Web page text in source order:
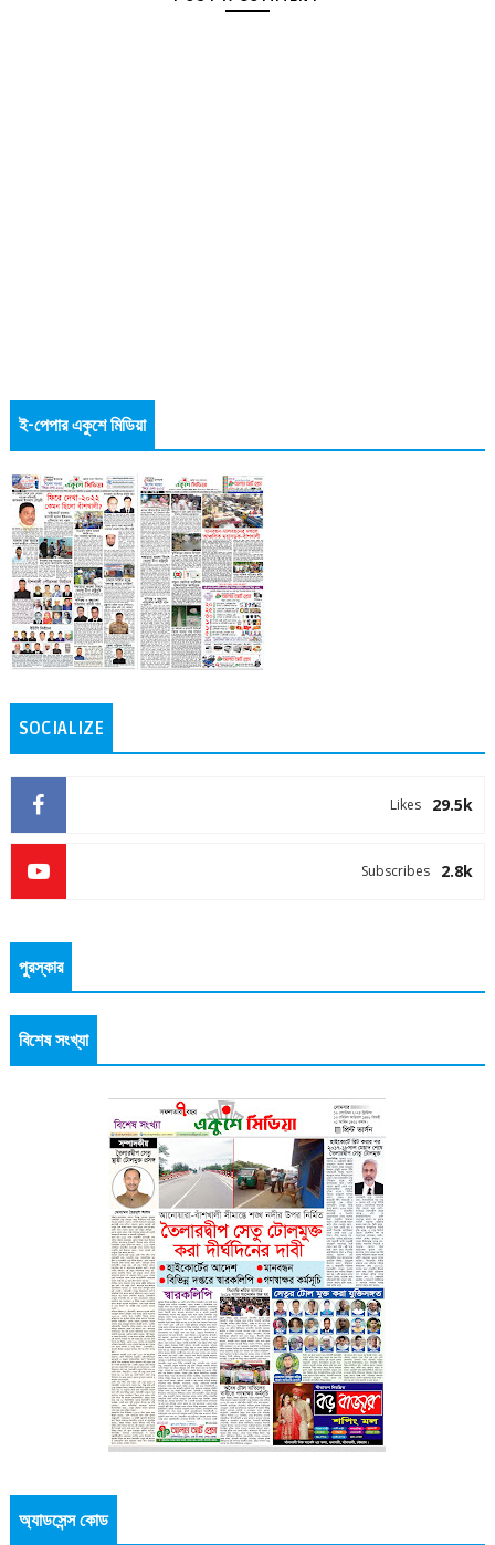
ই-পেপার একুশে মিডিয়া
SOCIALIZE
29.5k
Likes
2.8k
Subscribes
পুরস্কার
বিশেষ সংখ্যা
অ্যাডসেন্স কোড